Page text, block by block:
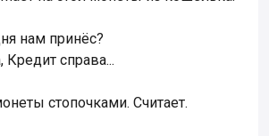
нам принёс?
Кредит справа...
стопочками. Считает.